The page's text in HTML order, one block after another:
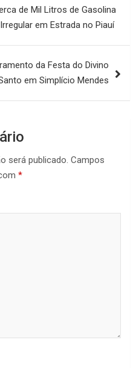
de Mil Litros de Gasolina
em Estrada no Piauí
da Festa do Divino
em Simplício Mendes
será publicado. Campos
*